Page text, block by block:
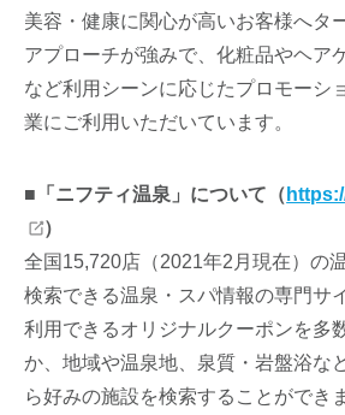
美容・健康に関心が高いお客様へタ
アプローチが強みで、化粧品やヘア
など利用シーンに応じたプロモーシ
業にご利用いただいています。
■「ニフティ温泉」について（
）
全国15,720店（2021年2月現在）の
検索できる温泉・スパ情報の専門サ
利用できるオリジナルクーポンを多
か、地域や温泉地、泉質・岩盤浴な
ら好みの施設を検索することができ